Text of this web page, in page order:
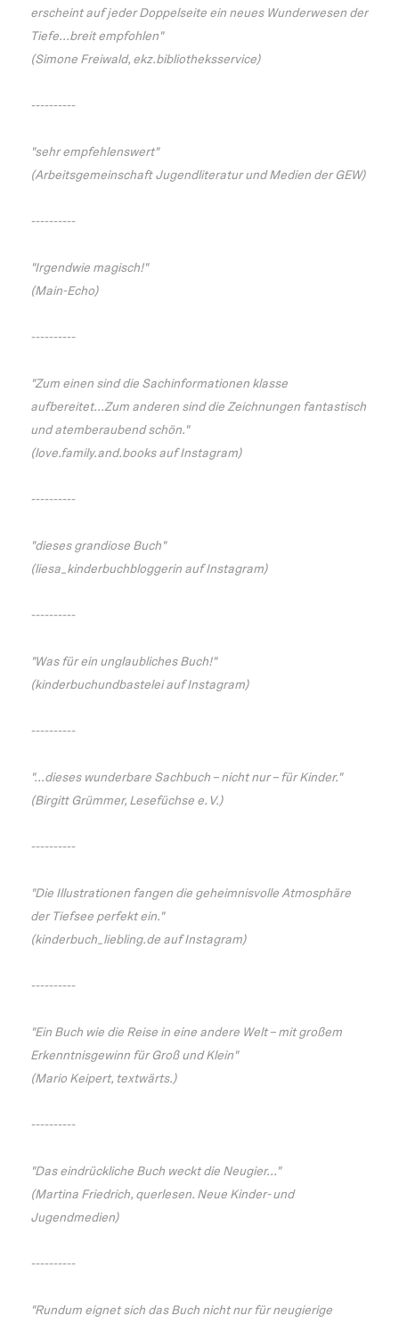
erscheint auf jeder Doppelseite ein neues Wunderwesen der
Tiefe...breit empfohlen"
(Simone Freiwald, ekz.bibliotheksservice)
----------
"sehr empfehlenswert"
(Arbeitsgemeinschaft Jugendliteratur und Medien der GEW)
----------
"Irgendwie magisch!"
(Main-Echo)
----------
"Zum einen sind die Sachinformationen klasse
aufbereitet...Zum anderen sind die Zeichnungen fantastisch
und atemberaubend schön."
(love.family.and.books auf Instagram)
----------
"dieses grandiose Buch"
(liesa_kinderbuchbloggerin auf Instagram)
----------
"Was für ein unglaubliches Buch!"
(kinderbuchundbastelei auf Instagram)
----------
"...dieses wunderbare Sachbuch – nicht nur – für Kinder."
(Birgitt Grümmer, Lesefüchse e. V.)
----------
"Die Illustrationen fangen die geheimnisvolle Atmosphäre
der Tiefsee perfekt ein."
(kinderbuch_liebling.de auf Instagram)
----------
"Ein Buch wie die Reise in eine andere Welt – mit großem
Erkenntnisgewinn für Groß und Klein"
(Mario Keipert, textwärts.)
----------
"Das eindrückliche Buch weckt die Neugier..."
(Martina Friedrich, querlesen. Neue Kinder- und
Jugendmedien)
----------
"Rundum eignet sich das Buch nicht nur für neugierige